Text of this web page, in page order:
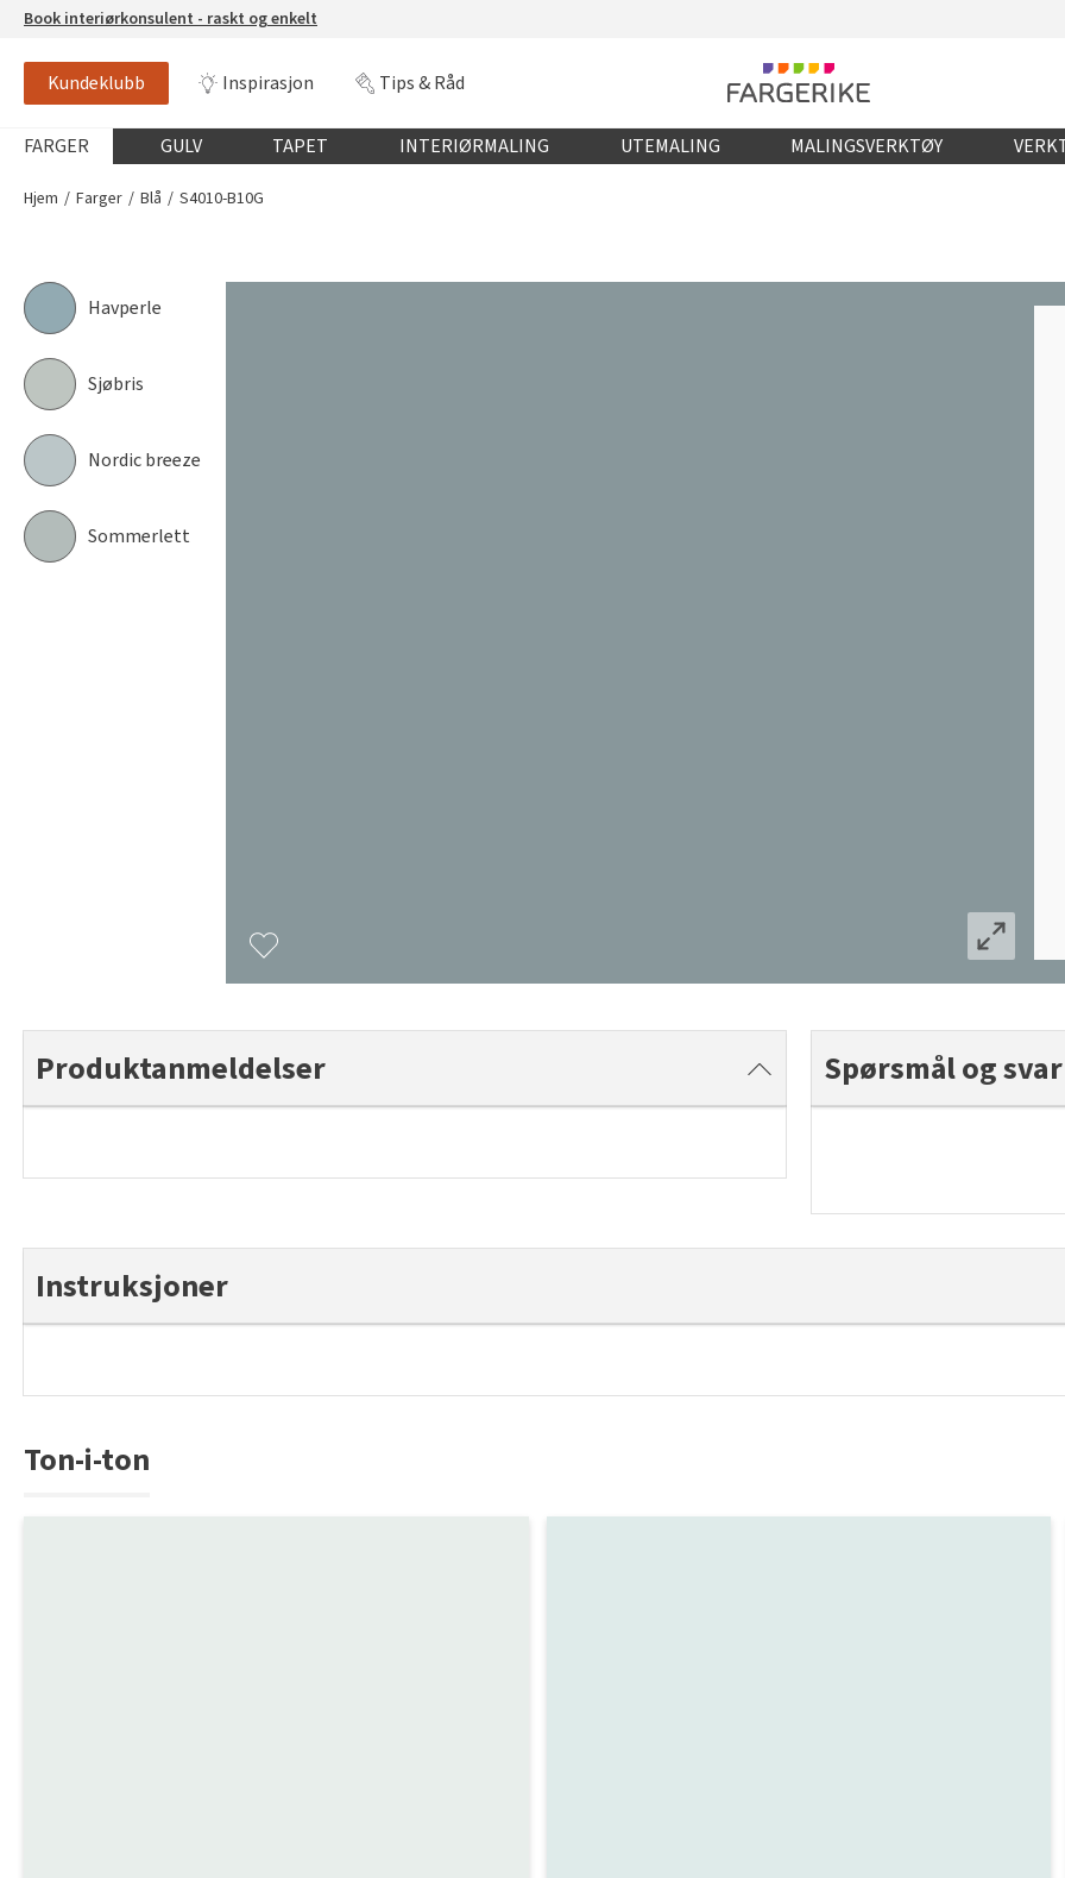
Book interiørkonsulent - raskt og enkelt
Kundeklubb Inspirasjon Tips & Råd
Globalnavigasjon mobil
FARGER GULV TAPET INTERIØRMALING UTEMALING MALINGSVERKTØY
S4010-B10G
Hjem Farger Blå S4010-B10G
Havperle
Sjøbris
Nordic breeze
Sommerlett
Produktanmeldelser Spørsmål og svar
Instruksjoner
Ton-i-ton